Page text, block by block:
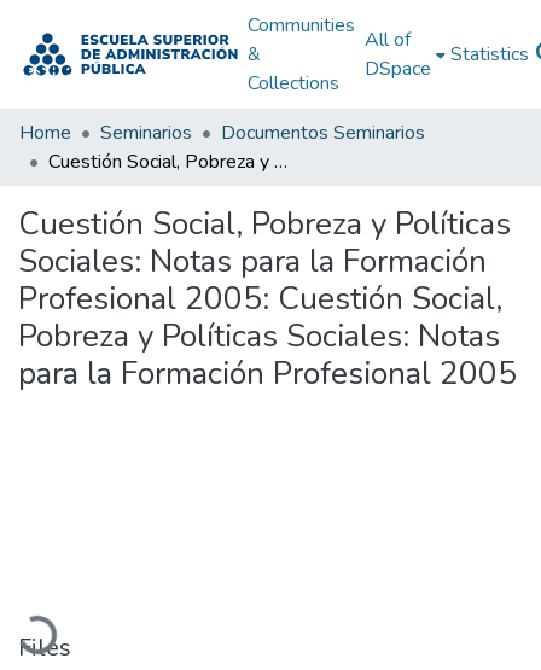
Communities
&
Collections
All of
DSpace
Statistics
Home Seminarios
Documentos Seminarios
Cuestión Social, Pobreza y Políticas Sociales: Notas para la Formación Profesional 2005: Cuestión Social, Pobreza y Políticas Sociales: Notas para la Formación Profesional 2005
Cuestión Social, Pobreza y Políticas
Sociales: Notas para la Formación
Profesional 2005: Cuestión Social,
Pobreza y Políticas Sociales: Notas
para la Formación Profesional 2005
Loading...
Files